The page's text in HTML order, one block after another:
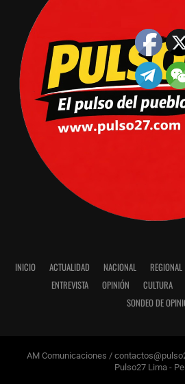
INICIO ACTUALIDAD NACIONAL REGIONAL
ENTREVISTA
OPINIÓN CULTURA
SONDEO DE
AM Comunicaciones /
Pulso27 Lima -